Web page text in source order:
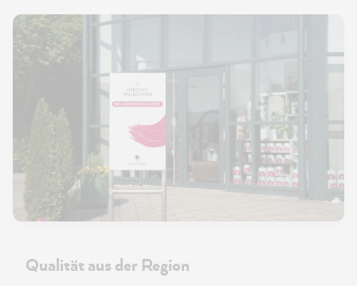
Qualität aus der Region